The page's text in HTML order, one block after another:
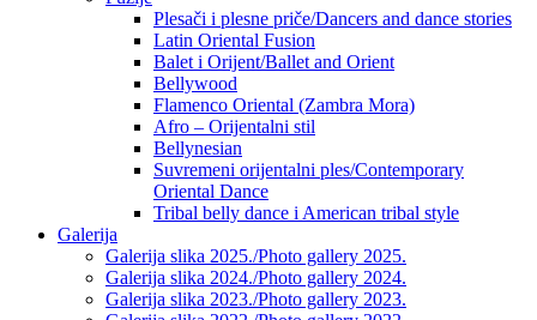
Plesači i plesne priče/Dancers and dance stories
Latin Oriental Fusion
Balet i Orijent/Ballet and Orient
Bellywood
Flamenco Oriental (Zambra Mora)
Afro – Orijentalni stil
Bellynesian
Suvremeni orijentalni ples/Contemporary
Oriental Dance
Tribal belly dance i American tribal style
Galerija
Galerija slika 2025./Photo gallery 2025.
Galerija slika 2024./Photo gallery 2024.
Galerija slika 2023./Photo gallery 2023.